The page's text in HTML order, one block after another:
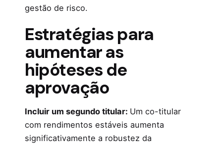
gestão de risco.
Estratégias para
aumentar as
hipóteses de
aprovação
Incluir um segundo titular: Um co-titular
com rendimentos estáveis aumenta
significativamente a robustez da